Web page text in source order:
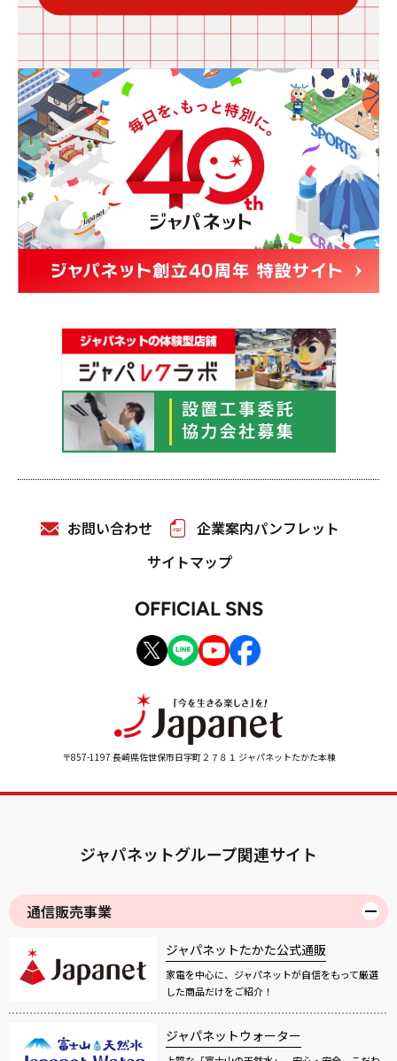
〒857-1197 長崎県佐世保市日宇町２７８１ ジャパネットたかた本棟
お問い合わせ
企業案内パンフレット
サイトマップ
OFFICIAL SNS
ジャパネットグループ関連サイト
通信販売事業
ジャパネットたかた公式通販
家電を中心に、ジャパネットが自信をもって厳選
した商品だけをご紹介！
ジャパネットウォーター